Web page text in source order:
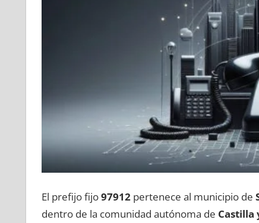
El prefijo fijo97912pertenece al municipio dе
dentro dе la comunidad autónoma dе Castilla